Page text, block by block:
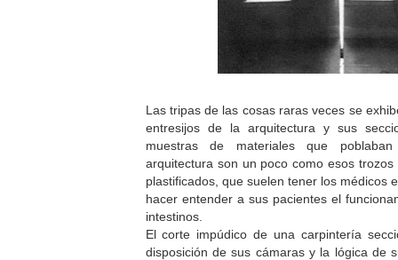
Las tripas de las cosas raras veces se
entresijos de la arquitectura y sus
muestras de materiales que
arquitectura son un poco como esos
plastificados, que suelen tener los médicos
hacer entender a sus pacientes el
intestinos.
El corte impúdico de una carpintería
disposición de sus cámaras y la lógica de